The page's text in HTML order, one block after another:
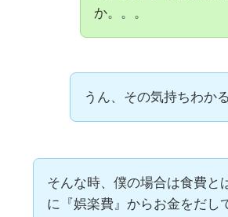
か。。。
うん、その気持ちわか
そんな時、僕の場合は食費と
に『娯楽費』からお金をだし